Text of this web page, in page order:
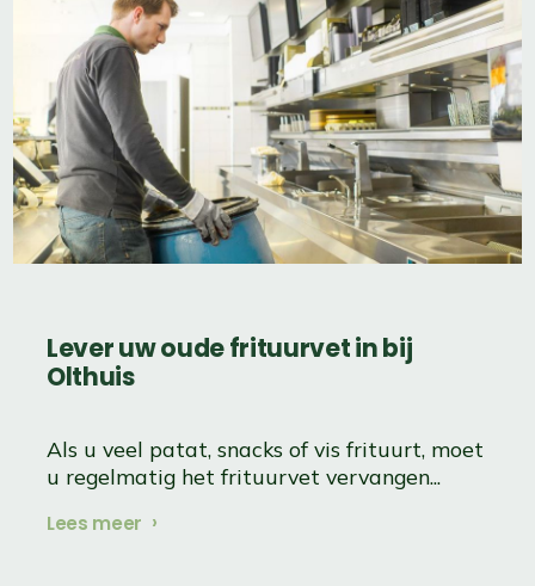
Lever uw oude frituurvet in ​​​​​​​bij
Olthuis
Als u veel patat, snacks of vis frituurt, moet
u regelmatig het frituurvet vervangen...
Lees meer